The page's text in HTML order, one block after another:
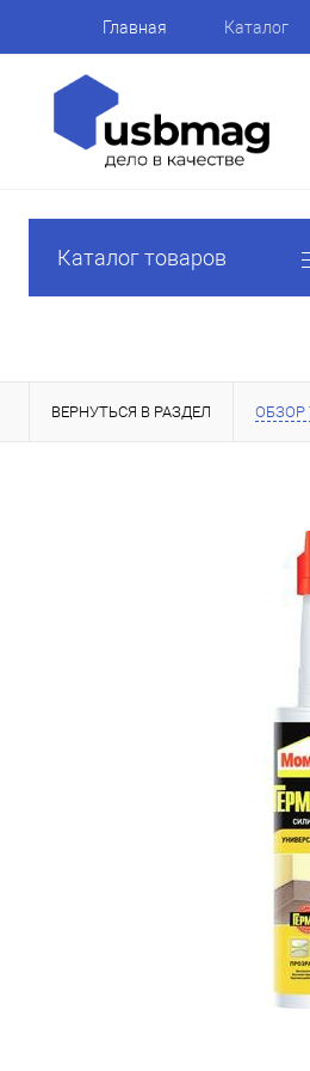
Главная Каталог
Каталог товаров
ВЕРНУТЬСЯ В РАЗДЕЛ ОБЗОР